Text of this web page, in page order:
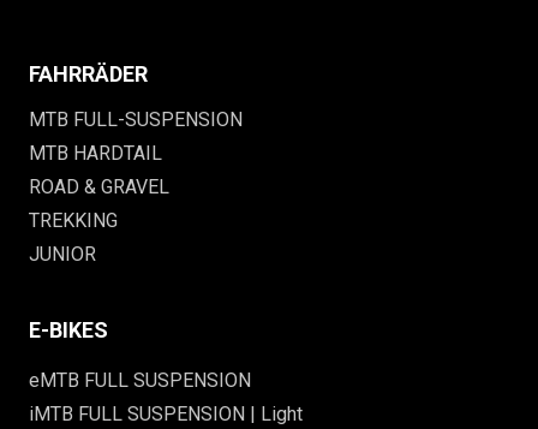
FAHRRÄDER
MTB FULL-SUSPENSION
MTB HARDTAIL
ROAD & GRAVEL
TREKKING
JUNIOR
E-BIKES
eMTB FULL SUSPENSION
iMTB FULL SUSPENSION | Light